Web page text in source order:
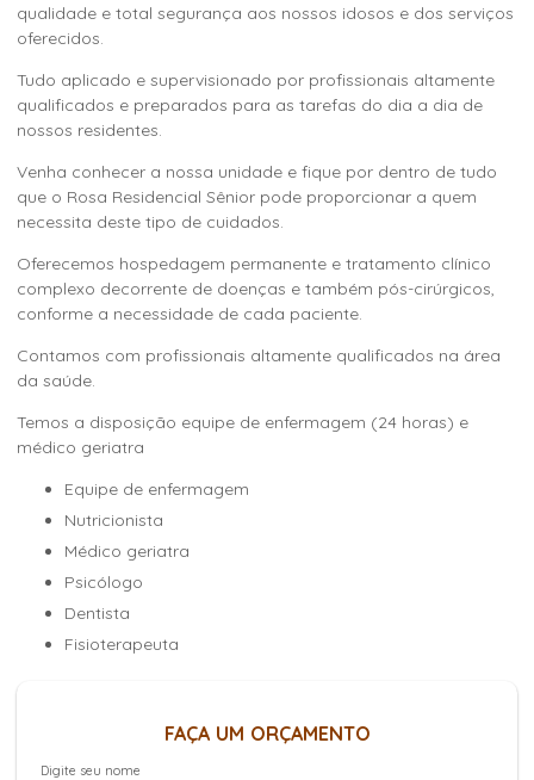
qualidade e total segurança aos nossos idosos e dos serviços
oferecidos.
Tudo aplicado e supervisionado por profissionais altamente
qualificados e preparados para as tarefas do dia a dia de
nossos residentes.
Venha conhecer a nossa unidade e fique por dentro de tudo
que o Rosa Residencial Sênior pode proporcionar a quem
necessita deste tipo de cuidados.
Oferecemos hospedagem permanente e tratamento clínico
complexo decorrente de doenças e também pós-cirúrgicos,
conforme a necessidade de cada paciente.
Contamos com profissionais altamente qualificados na área
da saúde.
Temos a disposição equipe de enfermagem (24 horas) e
médico geriatra
Equipe de enfermagem
Nutricionista
Médico geriatra
Psicólogo
Dentista
Fisioterapeuta
FAÇA UM ORÇAMENTO
Digite seu nome